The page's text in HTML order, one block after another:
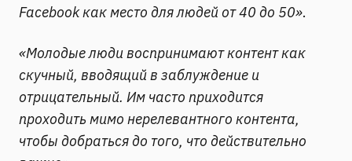
Facebook как место для людей от 40 до 50».
«Молодые люди воспринимают контент как
скучный, вводящий в заблуждение и
отрицательный. Им часто приходится
проходить мимо нерелевантного контента,
чтобы добраться до того, что действительно